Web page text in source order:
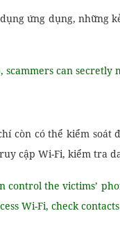
ứng dụng, những
scammers can secretly
còn có thể kiểm soát
cập Wi-Fi, kiểm tra
control the victims’
Wi-Fi, check